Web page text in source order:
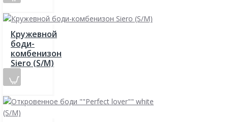
Кружевной
боди-
комбенизон
Siero (S/M)